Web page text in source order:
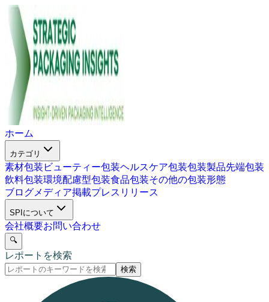
ホーム
カテゴリ
素材包装 ビューティー包装ヘルスケア包装包装製品先端包装
飲料包装環境配慮型包装食品包装その他の包装形態
ブログメディア掲載プレスリリース
SPIについて
会社概要お問い合わせ
🔍
レポートを検索
検索